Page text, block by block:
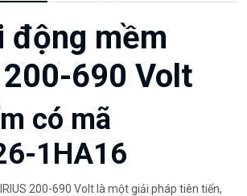
động mềm
200-690 Volt
có mã
1HA16
200-690 Volt là một giải pháp tiên tiến,